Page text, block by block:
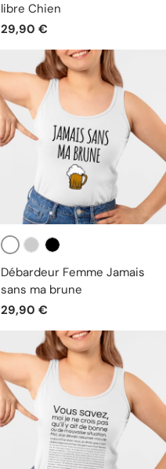
libre Chien
29,90 €
Blanc
Débardeur Femme Jamais
sans ma brune
29,90 €